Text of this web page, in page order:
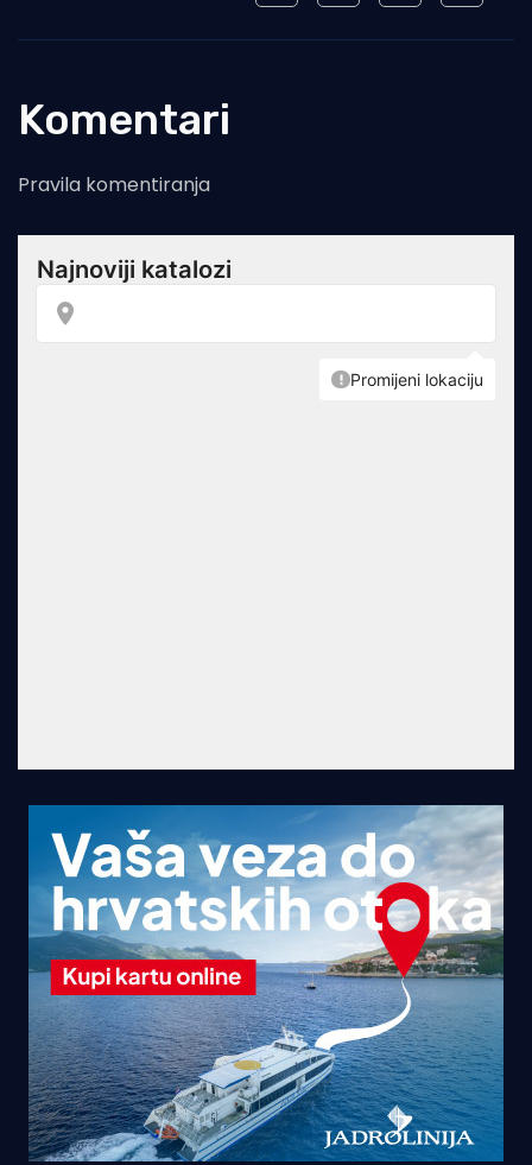
Komentari
Pravila komentiranja